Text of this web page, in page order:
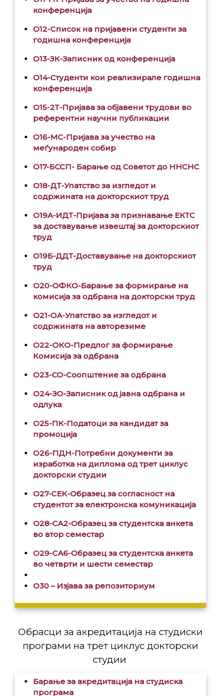
конференција
О12-Список на пријавени студенти за
годишна конференција
O13-ЗК-Записник од конференција
О14-Студенти кои реализирале годишна
конференција
O15-2Т-Пријава за објавени трудови во
референтни научни публикации
O16-МС-Пријава за учество на
меѓународен собир
O17-БССП- Барање од Советот до ННСНС
O18-ДТ-Упатство за изгледот и
содржината на докторскиот труд
O19А-ИДТ-Пријава за признавање ЕКТС
за доставување извештај за докторскиот
труд
O19Б-ДДТ-Доставување на докторскиот
труд
О20-ОФКО-Барање за формирање на
комисија за одбрана на докторски труд
О21-ОА-Упатство за изгледот и
содржината на авторезиме
O22-ОКО-Предлог за формирање
Комисија за одбрана
О23-СО-Соопштение за одбрана
О24-ЗО-Записник од јавна одбрана и
одлука
О25-ПК-Податоци за кандидат за
промоција
О26-ПДН-Потребни документи за
изработка на диплома од трет циклус
докторски студии
О27-СЕК-Образец за согласност на
студентот за електронска комуникација
О28-СА2-Образец за студентска анкета
во втор семестар
О29-СА6-Образец за студентска анкета
во четврти и шести семестар
О30 – Изјава за репозиториум
Обрасци за акредитација на студиски
програми на трет циклус докторски
студии
Барање за акредитација на студиска
програма